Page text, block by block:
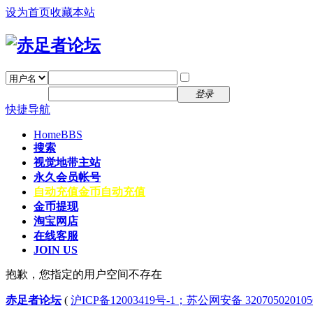
设为首页收藏本站
登录
快捷导航
HomeBBS
搜索
视觉地带主站
永久会员帐号
自动充值金币自动充值
金币提现
淘宝网店
在线客服
JOIN US
抱歉，您指定的用户空间不存在
赤足者论坛( 沪ICP备12003419号-1；苏公网安备